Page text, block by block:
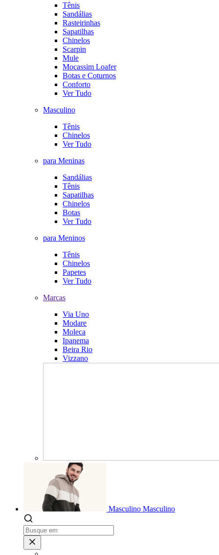
Tênis
Sandálias
Rasteirinhas
Sapatilhas
Chinelos
Scarpin
Mule
Mocassim Loafer
Botas e Coturnos
Conforto
Ver Tudo
Masculino
Tênis
Chinelos
Ver Tudo
para Meninas
Sandálias
Tênis
Sapatilhas
Chinelos
Botas
Ver Tudo
para Meninos
Tênis
Chinelos
Papetes
Ver Tudo
Marcas
Via Uno
Modare
Moleca
Ipanema
Beira Rio
Vizzano
Masculino Masculino